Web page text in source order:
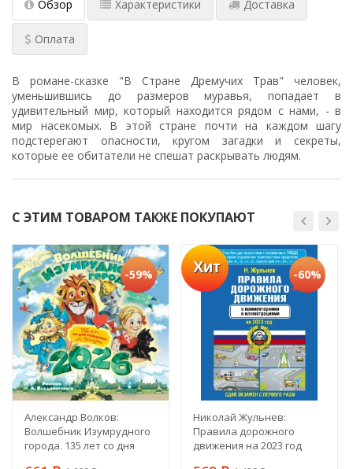
Обзор Характеристики Доставка
Оплата
В романе-сказке "В Стране Дремучих Трав" человек,
уменьшившись до размеров муравья, попадает в
удивительный мир, который находится рядом с нами, - в
мир насекомых. В этой стране почти на каждом шагу
подстерегают опасности, кругом загадки и секреты,
которые ее обитатели не спешат раскрывать людям.
С ЭТИМ ТОВАРОМ ТАКЖЕ ПОКУПАЮТ
-59%
Александр Волков:
Волшебник Изумрудного
города. 135 лет со дня
Хит -60%
Николай Жульнев:
Правила дорожного
движения на 2023 год